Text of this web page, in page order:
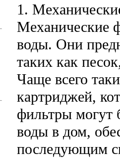
1.
Механические
воды. Они
таких как
Чаще всего
картриджей,
фильтры могут
воды в дом,
последующим